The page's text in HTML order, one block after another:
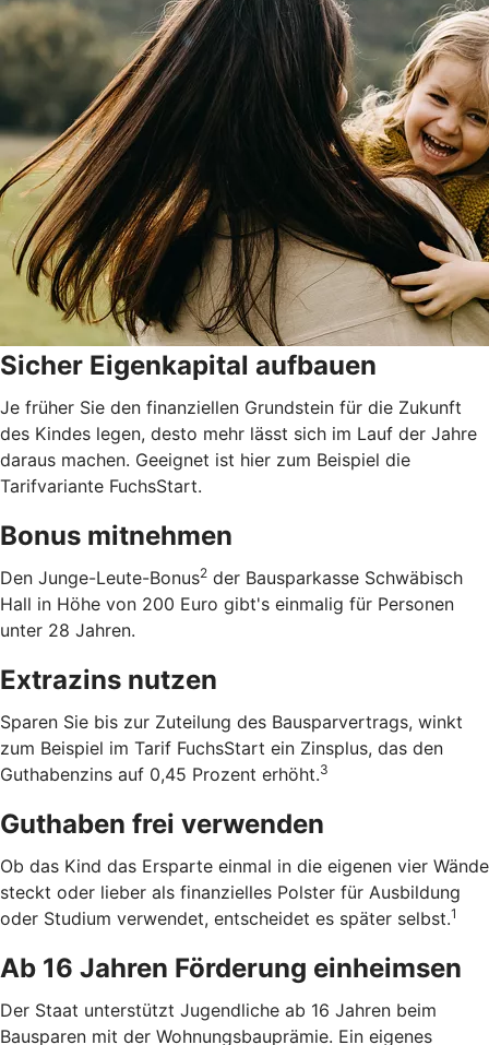
Sicher Eigenkapital aufbauen
Je früher Sie den finanziellen Grundstein für die Zukunft
des Kindes legen, desto mehr lässt sich im Lauf der Jahre
daraus machen. Geeignet ist hier zum Beispiel die
Tarifvariante FuchsStart.
Bonus mitnehmen
Den Junge-Leute-Bonus2 der Bausparkasse Schwäbisch
Hall in Höhe von 200 Euro gibt's einmalig für Personen
unter 28 Jahren.
Extrazins nutzen
Sparen Sie bis zur Zuteilung des Bausparvertrags, winkt
zum Beispiel im Tarif FuchsStart ein Zinsplus, das den
Guthabenzins auf 0,45 Prozent erhöht.3
Guthaben frei verwenden
Ob das Kind das Ersparte einmal in die eigenen vier Wände
steckt oder lieber als finanzielles Polster für Ausbildung
oder Studium verwendet, entscheidet es später selbst.1
Ab 16 Jahren Förderung einheimsen
Der Staat unterstützt Jugendliche ab 16 Jahren beim
Bausparen mit der Wohnungsbauprämie. Ein eigenes